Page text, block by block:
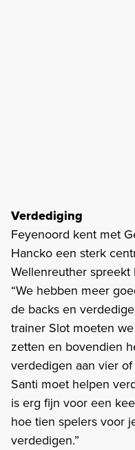
Verdediging
Feyenoord kent met
Hancko een sterk
Wellenreuther
“We hebben meer
de backs en
trainer Slot moeten
zetten en bovendien
verdedigen aan vier
Santi moet helpen
is erg fijn voor een
hoe tien spelers voor
verdedigen.”